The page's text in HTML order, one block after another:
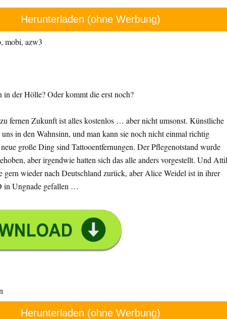
Herunterladen (ohne Werbung)
mobi, azw3
in der Hölle? Oder kommt die erst noch?
fernen Zukunft ist alles kostenlos … aber nicht umsonst. Künstliche
in den Wahnsinn, und man kann sie noch nicht einmal richtig
große Ding sind Tattooentfernungen. Der Pflegenotstand wurde
aber irgendwie hatten sich das alle anders vorgestellt. Und
gern wieder nach Deutschland zurück, aber Alice Weidel ist in ihrer
in Ungnade gefallen …
Herunterladen (ohne Werbung)